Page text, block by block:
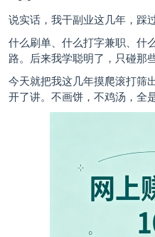
说实话，我干副业这几年，踩
什么刷单、什么打字兼职、
路。后来我学聪明了，只碰那
今天就把我这几年摸爬滚打筛
开了讲。不画饼，不鸡汤，全